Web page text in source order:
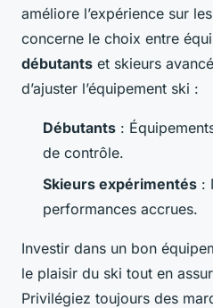
améliore l’expérience sur
concerne le choix entre
débutants et skieurs
d’ajuster l’équipement ski :
Débutants :
de contrôle.
Skieurs expérimentés :
performances accrues.
Investir dans un bon
le plaisir du ski tout en
Privilégiez toujours des